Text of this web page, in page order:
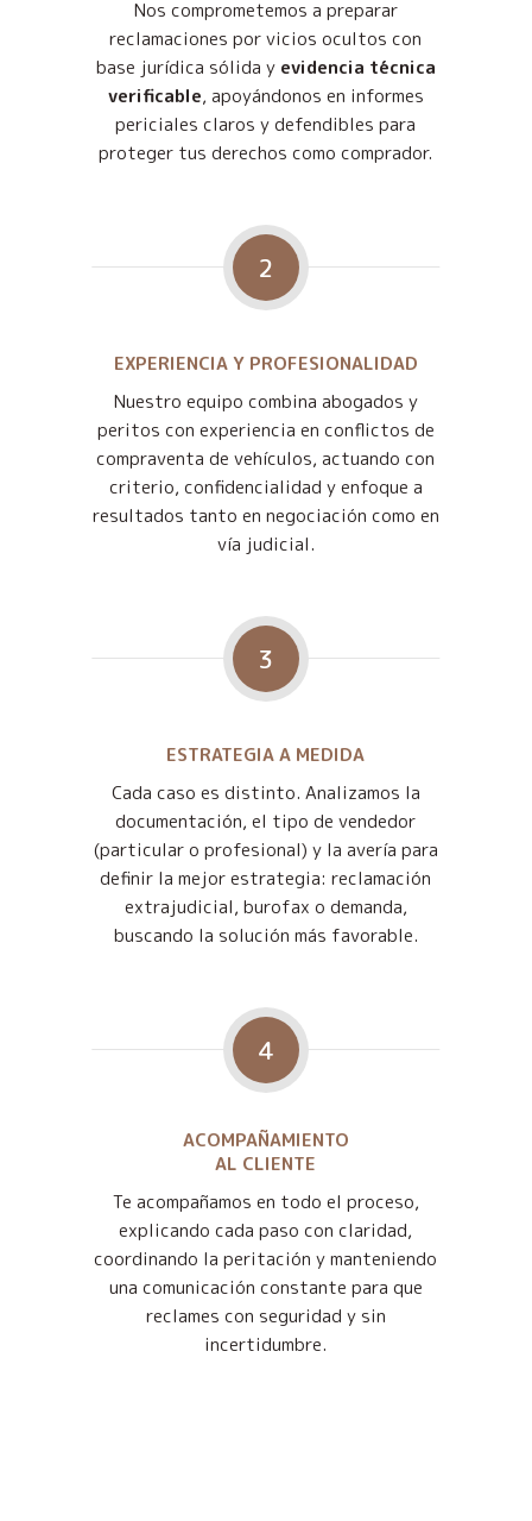
Nos comprometemos a preparar
reclamaciones por vicios ocultos con
base jurídica sólida y evidencia técnica
verificable, apoyándonos en informes
periciales claros y defendibles para
proteger tus derechos como comprador.
2
EXPERIENCIA Y PROFESIONALIDAD
Nuestro equipo combina abogados y
peritos con experiencia en conflictos de
compraventa de vehículos, actuando con
criterio, confidencialidad y enfoque a
resultados tanto en negociación como en
vía judicial.
3
ESTRATEGIA A MEDIDA
Cada caso es distinto. Analizamos la
documentación, el tipo de vendedor
(particular o profesional) y la avería para
definir la mejor estrategia: reclamación
extrajudicial, burofax o demanda,
buscando la solución más favorable.
4
ACOMPAÑAMIENTO
AL CLIENTE
Te acompañamos en todo el proceso,
explicando cada paso con claridad,
coordinando la peritación y manteniendo
una comunicación constante para que
reclames con seguridad y sin
incertidumbre.